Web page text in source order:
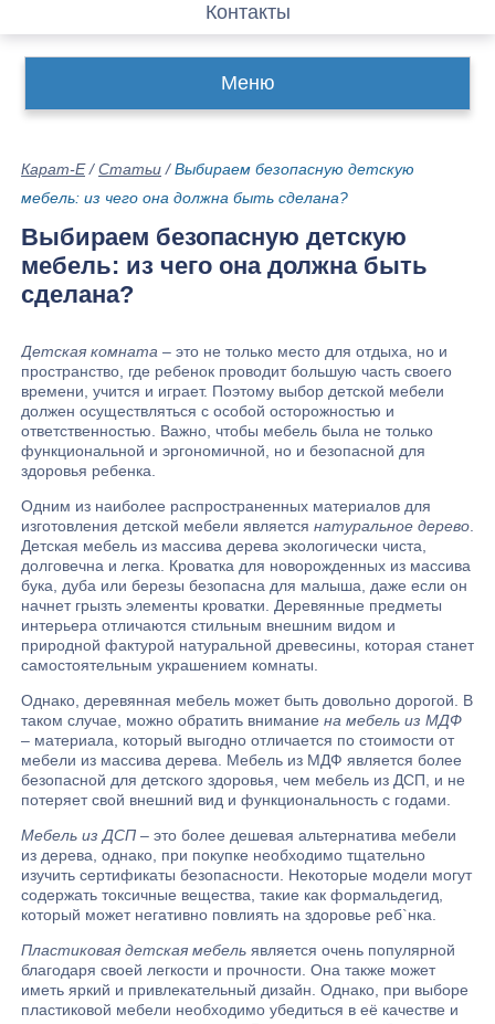
Контакты
Меню
Карат-Е/Статьи /Выбираем безопасную детскую
мебель: из чего она должна быть сделана?
Выбираем безопасную детскую
мебель: из чего она должна быть
сделана?
Детская комната – это не только место для отдыха, но и
пространство, где ребенок проводит большую часть своего
времени, учится и играет. Поэтому выбор детской мебели
должен осуществляться с особой осторожностью и
ответственностью. Важно, чтобы мебель была не только
функциональной и эргономичной, но и безопасной для
здоровья ребенка.
Одним из наиболее распространенных материалов для
изготовления детской мебели является натуральное дерево
Детская мебель из массива дерева экологически чиста,
долговечна и легка. Кроватка для новорожденных из массива
бука, дуба или березы безопасна для малыша, даже если он
начнет грызть элементы кроватки. Деревянные предметы
интерьера отличаются стильным внешним видом и
природной фактурой натуральной древесины, которая станет
самостоятельным украшением комнаты.
Однако, деревянная мебель может быть довольно дорогой. В
таком случае, можно обратить внимание на мебель из МДФ
– материала, который выгодно отличается по стоимости от
мебели из массива дерева. Мебель из МДФ является более
безопасной для детского здоровья, чем мебель из ДСП, и не
потеряет свой внешний вид и функциональность с годами.
Мебель из ДСП – это более дешевая альтернатива мебели
из дерева, однако, при покупке необходимо тщательно
изучить сертификаты безопасности. Некоторые модели могут
содержать токсичные вещества, такие как формальдегид,
который может негативно повлиять на здоровье реб`нка.
Пластиковая детская мебель является очень популярной
благодаря своей легкости и прочности. Она также может
иметь яркий и привлекательный дизайн. Однако, при выборе
пластиковой мебели необходимо убедиться в её качестве и